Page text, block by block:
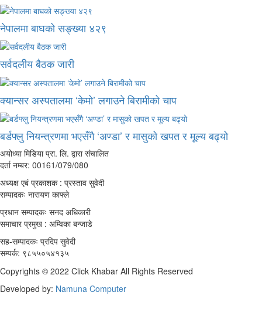
नेपालमा बाघको सङ्ख्या ४२९
सर्वदलीय बैठक जारी
क्यान्सर अस्पतालमा ‘केमो’ लगाउने बिरामीको चाप
बर्डफ्लु नियन्त्रणमा भएसँगै ‘अण्डा’ र मासुको खपत र मूल्य बढ्यो
अयोध्या मिडिया प्रा. लि. द्वारा संचालित
दर्ता नम्बर: 00161/079/080
अध्यक्ष एबं प्रकाशक : प्रस्ताव सुवेदी
सम्पादकः नारायण काफ्ले
प्रधान सम्पादकः सनद अधिकारी
समाचार प्रमुख : अम्विका बन्जाडे
सह-सम्पादकः प्रदिप सुवेदी
सम्पर्क: ९८५५०५४१३५
Copyrights © 2022 Click Khabar All Rights Reserved
Developed by: Namuna Computer